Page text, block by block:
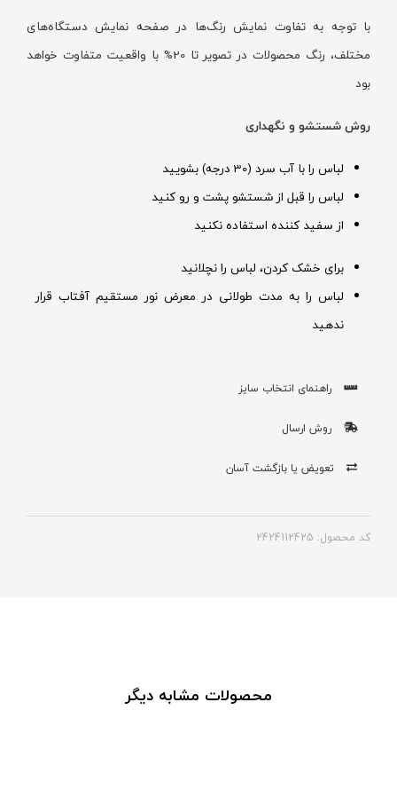
با توجه به تفاوت نمایش رنگ‌ها در صفحه نمایش دستگاه‌های
مختلف، رنگ محصولات در تصویر تا 20% با واقعیت متفاوت خواهد
بود
روش شستشو و نگهداری
لباس را با آب سرد (30 درجه) بشویید
لباس را قبل از شستشو پشت و رو کنید
از سفید کننده استفاده نکنید
برای خشک کردن، لباس را نچلانید
لباس را به مدت طولانی در معرض نور مستقیم آفتاب قرار
ندهید
راهنمای انتخاب سایز
روش ارسال
تعویض یا بازگشت آسان
کد محصول: 2424112425
محصولات مشابه دیگر